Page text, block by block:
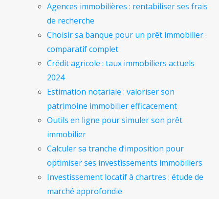
Agences immobilières : rentabiliser ses frais
de recherche
Choisir sa banque pour un prêt immobilier :
comparatif complet
Crédit agricole : taux immobiliers actuels
2024
Estimation notariale : valoriser son
patrimoine immobilier efficacement
Outils en ligne pour simuler son prêt
immobilier
Calculer sa tranche d’imposition pour
optimiser ses investissements immobiliers
Investissement locatif à chartres : étude de
marché approfondie